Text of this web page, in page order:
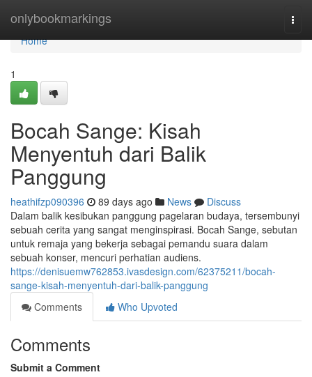
onlybookmarkings
Home
Home
1
Bocah Sange: Kisah
Menyentuh dari Balik
Panggung
heathifzp090396 89 days ago News
Discuss
Dalam balik kesibukan panggung pagelaran budaya, tersembunyi
sebuah cerita yang sangat menginspirasi. Bocah Sange, sebutan
untuk remaja yang bekerja sebagai pemandu suara dalam
sebuah konser, mencuri perhatian audiens.
https://denisuemw762853.ivasdesign.com/62375211/bocah-
sange-kisah-menyentuh-dari-balik-panggung
Comments
Who Upvoted
Comments
Submit a Comment